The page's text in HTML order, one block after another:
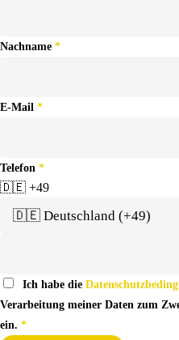
Nachname *
E-Mail *
Telefon *
🇩🇪 +49
Ich habe die
Verarbeitung meiner Daten zum
ein. *